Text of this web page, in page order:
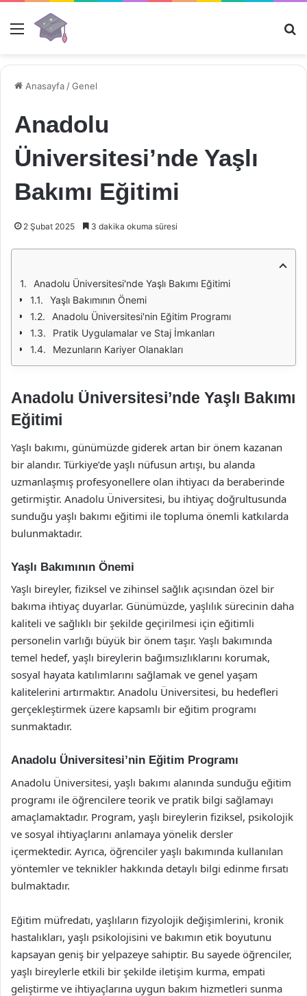
Menü
Anasayfa /Genel
Anadolu
Üniversitesi’nde Yaşlı
Bakımı Eğitimi
2 Şubat 2025 3 dakika okuma süresi
Anadolu Üniversitesi'nde Yaşlı Bakımı Eğitimi
Yaşlı Bakımının Önemi
Anadolu Üniversitesi'nin Eğitim Programı
Pratik Uygulamalar ve Staj İmkanları
Mezunların Kariyer Olanakları
Anadolu Üniversitesi’nde Yaşlı Bakımı
Eğitimi
Yaşlı bakımı, günümüzde giderek artan bir önem kazanan
bir alandır. Türkiye’de yaşlı nüfusun artışı, bu alanda
uzmanlaşmış profesyonellere olan ihtiyacı da beraberinde
getirmiştir. Anadolu Üniversitesi, bu ihtiyaç doğrultusunda
sunduğu yaşlı bakımı eğitimi ile topluma önemli katkılarda
bulunmaktadır.
Yaşlı Bakımının Önemi
Yaşlı bireyler, fiziksel ve zihinsel sağlık açısından özel bir
bakıma ihtiyaç duyarlar. Günümüzde, yaşlılık sürecinin daha
kaliteli ve sağlıklı bir şekilde geçirilmesi için eğitimli
personelin varlığı büyük bir önem taşır. Yaşlı bakımında
temel hedef, yaşlı bireylerin bağımsızlıklarını korumak,
sosyal hayata katılımlarını sağlamak ve genel yaşam
kalitelerini artırmaktır. Anadolu Üniversitesi, bu hedefleri
gerçekleştirmek üzere kapsamlı bir eğitim programı
sunmaktadır.
Anadolu Üniversitesi’nin Eğitim Programı
Anadolu Üniversitesi, yaşlı bakımı alanında sunduğu eğitim
programı ile öğrencilere teorik ve pratik bilgi sağlamayı
amaçlamaktadır. Program, yaşlı bireylerin fiziksel, psikolojik
ve sosyal ihtiyaçlarını anlamaya yönelik dersler
içermektedir. Ayrıca, öğrenciler yaşlı bakımında kullanılan
yöntemler ve teknikler hakkında detaylı bilgi edinme fırsatı
bulmaktadır.
Eğitim müfredatı, yaşlıların fizyolojik değişimlerini, kronik
hastalıkları, yaşlı psikolojisini ve bakımın etik boyutunu
kapsayan geniş bir yelpazeye sahiptir. Bu sayede öğrenciler,
yaşlı bireylerle etkili bir şekilde iletişim kurma, empati
geliştirme ve ihtiyaçlarına uygun bakım hizmetleri sunma